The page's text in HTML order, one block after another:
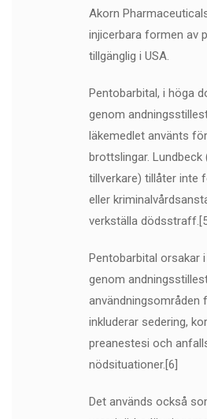
Akorn
injicerbara formen av
tillgänglig i USA.
Pentobarbital, i höga
genom
läkemedlet använts
brottslingar. Lundbeck
tillverkare) tillåter inte
eller
verkställa
Pentobarbital orsakar
genom
användningsområden
inkluderar sedering,
preanestesi och
nödsituationer.[6]
Det används också